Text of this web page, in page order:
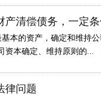
产清偿债务，一定
本的资产，确定和维持
资本确定、维持原则的...
律问题